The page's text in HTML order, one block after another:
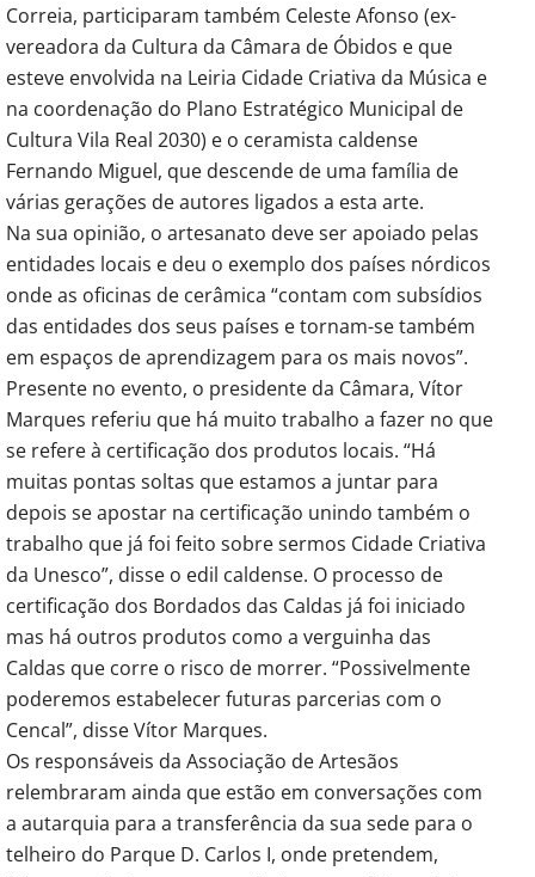
Correia, participaram também Celeste Afonso (ex-
vereadora da Cultura da Câmara de Óbidos e que
esteve envolvida na Leiria Cidade Criativa da Música e
na coordenação do Plano Estratégico Municipal de
Cultura Vila Real 2030) e o ceramista caldense
Fernando Miguel, que descende de uma família de
várias gerações de autores ligados a esta arte.
Na sua opinião, o artesanato deve ser apoiado pelas
entidades locais e deu o exemplo dos países nórdicos
onde as oficinas de cerâmica “contam com subsídios
das entidades dos seus países e tornam-se também
em espaços de aprendizagem para os mais novos”.
Presente no evento, o presidente da Câmara, Vítor
Marques referiu que há muito trabalho a fazer no que
se refere à certificação dos produtos locais. “Há
muitas pontas soltas que estamos a juntar para
depois se apostar na certificação unindo também o
trabalho que já foi feito sobre sermos Cidade Criativa
da Unesco”, disse o edil caldense. O processo de
certificação dos Bordados das Caldas já foi iniciado
mas há outros produtos como a verguinha das
Caldas que corre o risco de morrer. “Possivelmente
poderemos estabelecer futuras parcerias com o
Cencal”, disse Vítor Marques.
Os responsáveis da Associação de Artesãos
relembraram ainda que estão em conversações com
a autarquia para a transferência da sua sede para o
telheiro do Parque D. Carlos I, onde pretendem,